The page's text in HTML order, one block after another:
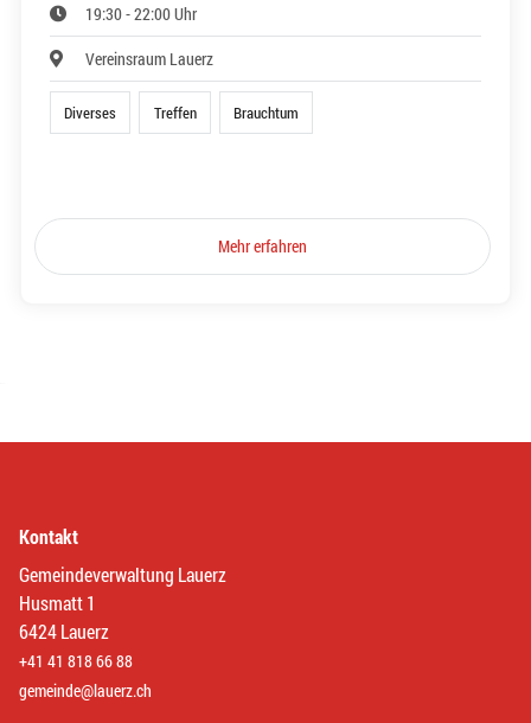
19:30 - 22:00 Uhr
Vereinsraum Lauerz
Diverses Treffen Brauchtum
Mehr erfahren
Kontakt
Gemeindeverwaltung Lauerz
Husmatt 1
6424 Lauerz
+41 41 818 66 88
gemeinde@lauerz.ch